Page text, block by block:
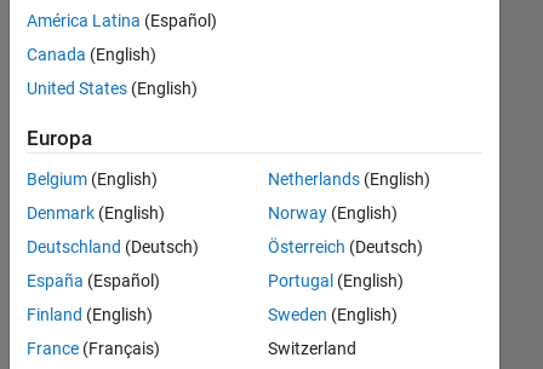
Marketing Services
Business Model Team
Finance and Operations
es
keine
offenen
Stellen,
Ihren
Suchkriterien
entsprechen.
können
die
Suchkriterien
weiter
fassen
América Latina (Español)
Canada (English)
United States (English)
Europa
Belgium (English)
Denmark (English)
Deutschland (Deutsch)
España (Español)
Finland (English)
France (Français)
Netherlands(English)
Norway(English)
Österreich (Deutsch)
Portugal (English)
Sweden (English)
Switzerland